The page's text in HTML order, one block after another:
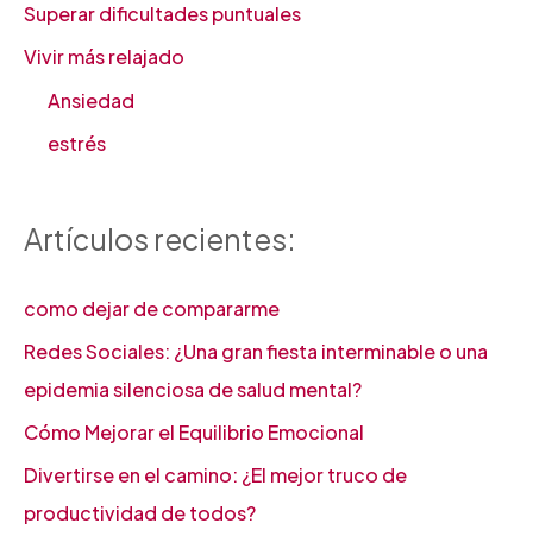
Superar dificultades puntuales
Vivir más relajado
Ansiedad
estrés
Artículos recientes:
como dejar de compararme
Redes Sociales: ¿Una gran fiesta interminable o una
epidemia silenciosa de salud mental?
Cómo Mejorar el Equilibrio Emocional
Divertirse en el camino: ¿El mejor truco de
productividad de todos?